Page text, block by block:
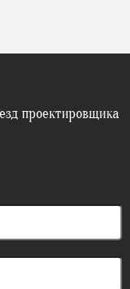
проектировщика